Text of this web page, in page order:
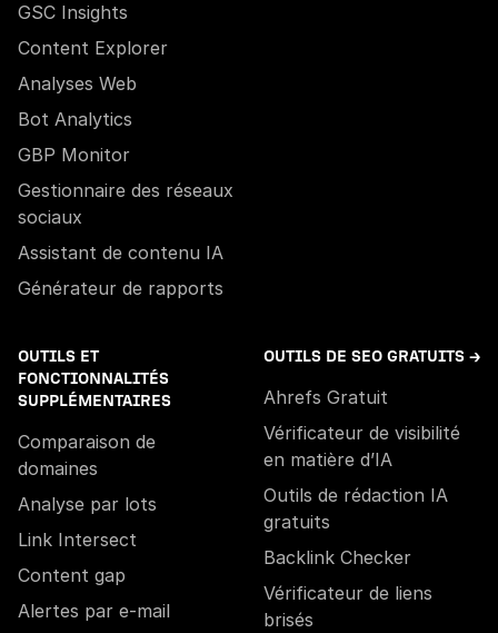
GSC Insights
Content Explorer
Analyses Web
Bot Analytics
GBP Monitor
Gestionnaire des réseaux
sociaux
Assistant de contenu IA
Générateur de rapports
OUTILS ET
FONCTIONNALITÉS
SUPPLÉMENTAIRES
Comparaison de
domaines
Analyse par lots
Link Intersect
Content gap
Alertes par e-mail
OUTILS DE SEO GRATUITS →
Ahrefs Gratuit
Vérificateur de visibilité
en matière d’IA
Outils de rédaction IA
gratuits
Backlink Checker
Vérificateur de liens
brisés